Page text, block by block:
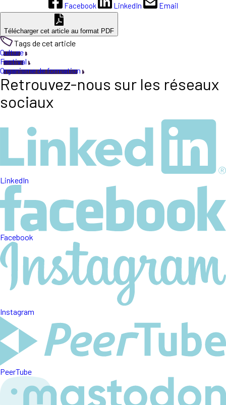
Facebook
LinkedIn Email
Télécharger cet article au format PDF
Tags de cet article
Culture
Festival
Organisme de formation
Retrouvez-nous sur les réseaux
sociaux
LinkedIn
Facebook
Instagram
PeerTube